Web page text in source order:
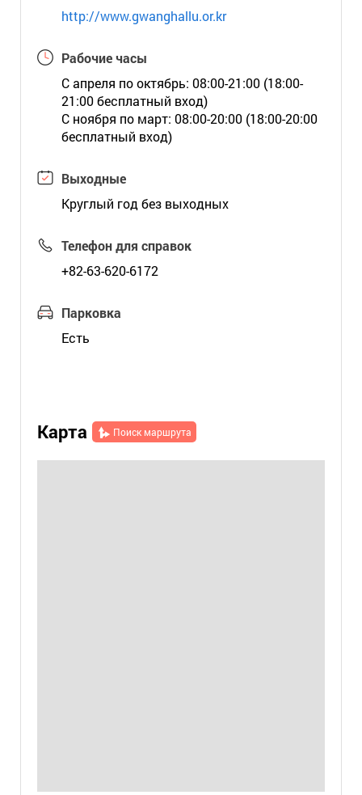
http://www.gwanghallu.or.kr
Рабочие часы
С апреля по октябрь: 08:00-21:00 (18:00-
21:00 бесплатный вход)
С ноября по март: 08:00-20:00 (18:00-20:00
бесплатный вход)
Выходные
Круглый год без выходных
Телефон для справок
+82-63-620-6172
Парковка
Есть
Карта Поиск маршрута